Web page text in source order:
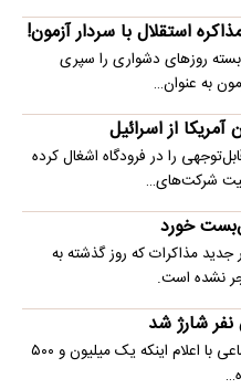
استقلال با سردار آزمون!
بسته روزهای دشواری را سپری
به عنوان…
از اسرائیل
را در فرودگاه اشغال کرده
شرکت‌های…
خورد
جدید مذاکرات که روز گذشته به
نشده است.
معاون رفاه وزارت تعاون، کار و رفاه اجتماعی با اعلام اینکه یک میلیون و ۵۰۰